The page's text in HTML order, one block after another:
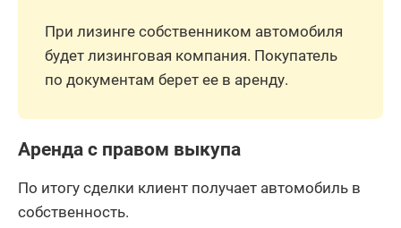
При лизинге собственником автомобиля
будет лизинговая компания. Покупатель
по документам берет ее в аренду.
Аренда с правом выкупа
По итогу сделки клиент получает автомобиль в
собственность.